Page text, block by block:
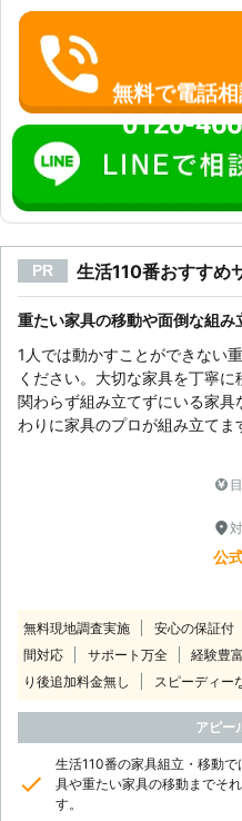
無料で電話
0120-
PR 生活110番おすすめ
重たい家具の移動や面倒な組み
1人では動かすことができない
ください。大切な家具を丁寧
関わらず組み立てずにいる家
わりに家具のプロが組み立てま
公
無料現地調査実施 安心の保証付
間対応
サポート万全 経験豊富
り後追加料金無し
スピーディー
アピー
生活110番の家具組立・移動
具や重たい家具の移動までそ
す。